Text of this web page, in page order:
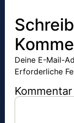
Deine E-Mail-
Erforderliche
Kommentar